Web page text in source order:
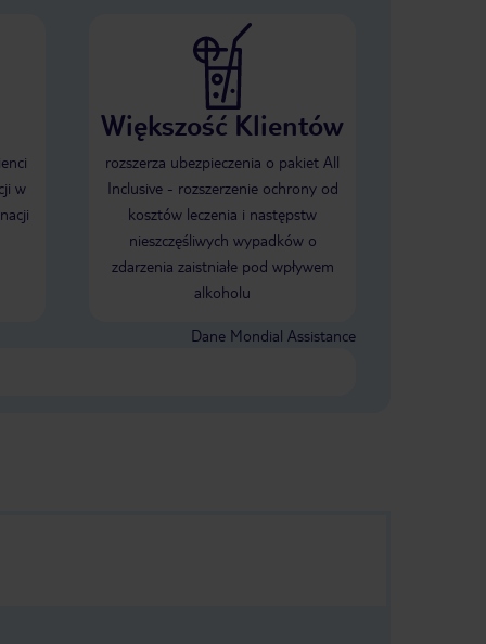
w
Większość Klientów
rozszerza ubezpieczenia o pakiet All
Inclusive - rozszerzenie ochrony od
kosztów leczenia i następstw
nieszczęśliwych wypadków o
zdarzenia zaistniałe pod wpływem
alkoholu
Dane Mondial Assistance